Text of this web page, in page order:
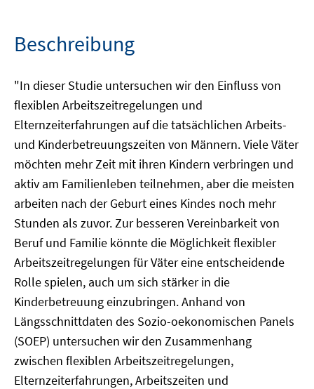
Beschreibung
"In dieser Studie untersuchen wir den Einfluss von
flexiblen Arbeitszeitregelungen und
Elternzeiterfahrungen auf die tatsächlichen Arbeits-
und Kinderbetreuungszeiten von Männern. Viele Väter
möchten mehr Zeit mit ihren Kindern verbringen und
aktiv am Familienleben teilnehmen, aber die meisten
arbeiten nach der Geburt eines Kindes noch mehr
Stunden als zuvor. Zur besseren Vereinbarkeit von
Beruf und Familie könnte die Möglichkeit flexibler
Arbeitszeitregelungen für Väter eine entscheidende
Rolle spielen, auch um sich stärker in die
Kinderbetreuung einzubringen. Anhand von
Längsschnittdaten des Sozio-oekonomischen Panels
(SOEP) untersuchen wir den Zusammenhang
zwischen flexiblen Arbeitszeitregelungen,
Elternzeiterfahrungen, Arbeitszeiten und